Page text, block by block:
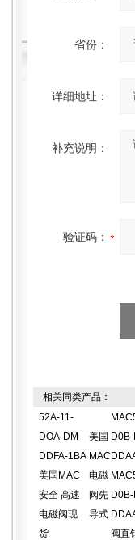
省份：
详细地址：
补充说明：
验证码：
相关同类产品：
52A-11-
DOA-DM-
DDFA-1BA
美国MAC
安全 高速
电磁阀现
货
美国
MAC
电磁
阀先
导式
阀直